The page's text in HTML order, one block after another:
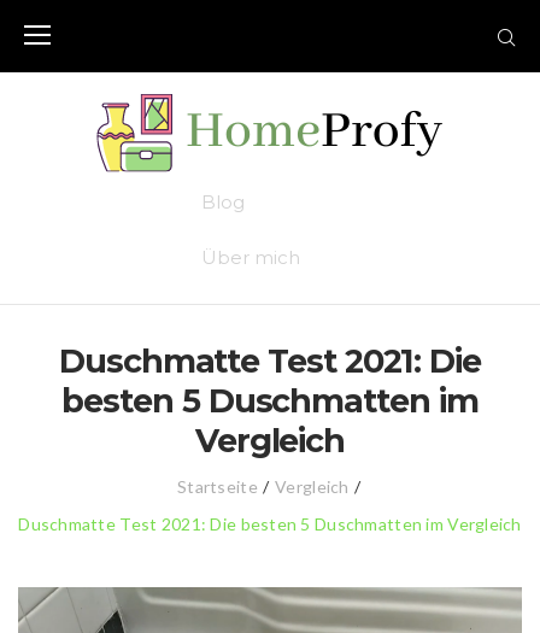
Blog
Über mich
Duschmatte Test 2021: Die
besten 5 Duschmatten im
Vergleich
Startseite / Vergleich /
Duschmatte Test 2021: Die besten 5 Duschmatten im Vergleich